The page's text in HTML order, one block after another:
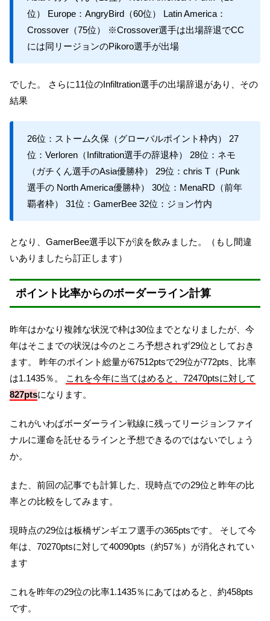
位） Europe：AngryBird（60位） Latin America：
Crossover（75位） ※Crossover選手は出場辞退でCC
には同リージョンのPikoro選手が出場
でした。 さらに11位のInfiltration選手の出場辞退があり、その
結果
26位：ストーム久保（グローバルポイント枠内） 27
位：Verloren（Infiltration選手の辞退枠） 28位：ネモ
（ガチくん選手のAsia優勝枠） 29位：chris T（Punk
選手の North America優勝枠） 30位：MenaRD（前年
覇者枠） 31位：GamerBee 32位：ジョン竹内
となり、GamerBee選手以下が涙を飲みました。（もし間違
いありましたら訂正します）
ポイント比率からのボーダーライン計算
昨年はかなり複雑な状況で枠は30位までとなりましたが、今
年はそこまでの状況は今のところ予想されず29位としておき
ます。 昨年のポイント総量が67512ptsで29位が772pts、比率
は1.1435％。
これを今年に当てはめると、72470ptsに対して
827ptsになります。
これがいわばボーダーライン戦線に残ってリージョンファイ
ナルに運命を託せるラインと予想できるのではないでしょう
か。
また、前回の記事でも計算した、現時点での29位と昨年の比
率との比較をしてみます。
現時点の29位は板橋ザンギエフ選手の365ptsです。 そして今
年は、70270ptsに対して40090pts（約57％）が消化されてい
ます
これを昨年の29位の比率1.1435％にあてはめると、約458pts
です。